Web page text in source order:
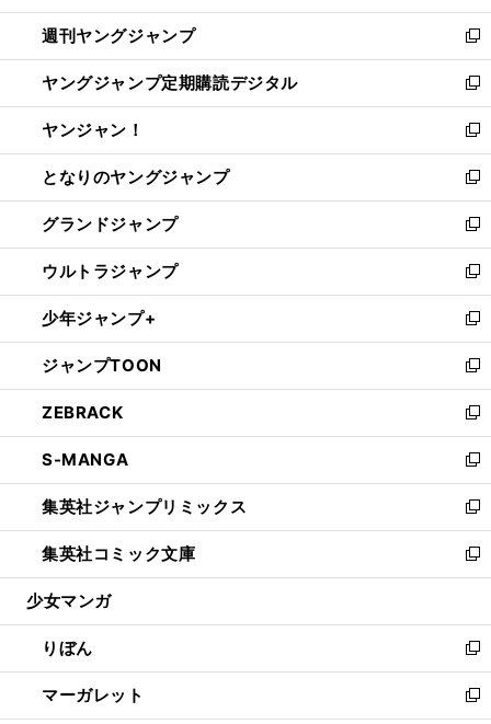
開
く
ウ
で
開
く
ン
ド
ウ
で
開
く
ウ
ィ
ン
ド
ウ
で
開
く
週刊ヤングジャンプ
新
し
い
ウ
ィ
ン
ド
ウ
で
開
く
ヤングジャンプ定期購読デジタル
新
し
い
ウ
ィ
ン
ド
ウ
で
開
く
ヤンジャン！
新
し
い
ウ
ィ
ン
ド
ウ
で
開
く
となりのヤングジャンプ
新
し
い
ウ
ィ
ン
ド
ウ
で
開
く
グランドジャンプ
新
し
い
ウ
ィ
ン
ド
ウ
で
開
く
ウルトラジャンプ
新
し
い
ウ
ィ
ン
ド
ウ
で
開
く
少年ジャンプ+
新
し
い
ウ
ィ
ン
ド
ウ
で
開
く
ジャンプTOON
新
し
い
ウ
ィ
ン
ド
ウ
で
開
ZEBRACK
新
し
い
ウ
ィ
ン
ド
ウ
開
く
S-MANGA
新
し
い
ウ
ィ
ン
ウ
で
開
く
集英社ジャンプリミックス
新
し
い
ウ
ン
ド
ウ
で
開
集英社コミック文庫
新
し
ウ
ィ
ン
ド
ウ
少女マンガ
りぼん
新
し
い
マーガレット
新